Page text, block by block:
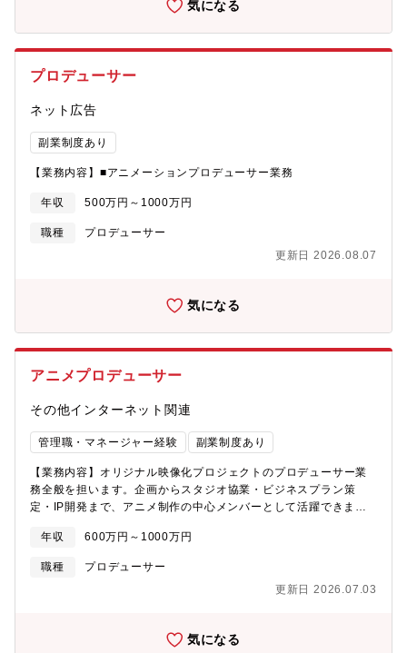
を展開しています。【業務内容】アニメ作品におけるプロデュー
魅力】■サイバーエージェントグループでの多様なリソースを活用
のフェーズに携われる点【募集背景】近年、日本のアニメが全世
つ質の高いコンテンツ力のポテンシャルは大きく、サイバーエー
ジェントグループとしても新しいデジタルの力で、そのポテンシ
ャルの最大化を目指しております。数年前よりアニメ製作領域に
は参入しておりますが、今後より多くの版元や製作会社といった
けるアニメコンテンツを作るべく体制を強化したいと考えており
れるメディア事業、モバイルゲーム、イベント事業、グッズ事業
等多角的なコンテンツ展開が可能な素地があり、これまでにない
に心を躍らせる方々の応募を心よりお待ちしております。
気になる
プロデューサー
ネット広告
副業制度あり
【業務内容】■アニメーションプロデューサー業務
年収 500万円～1000万円
職種
プロデューサー
更新日 2026.08.07
気になる
アニメプロデューサー
その他インターネット関連
管理職・マネージャー経験 副業制度あり
【業務内容】オリジナル映像化プロジェクトのプロデューサー業
務全般を担います。企画からスタジオ協業・ビジネスプラン策
定・IP開発まで、アニメ制作の中心メンバーとして活躍できま
いただけるポジションです。【具体的な業務内容】■アニメシリー
ズ作品、劇場作品等の企画立案■アニメスタジオとの協業■ビジネ
スプラン作成・製作委員会組成■オリジナルIPの開発・ビジネス開
年収 600万円～1000万円
職種
プロデューサー
更新日 2026.07.03
気になる